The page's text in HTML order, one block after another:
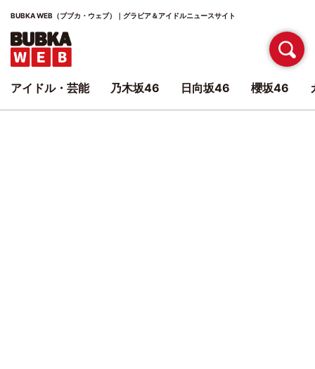
BUBKA WEB（ブブカ・ウェブ）｜グラビア＆アイドルニュースサイト
アイドル・芸能 乃木坂46 日向坂46 櫻坂46